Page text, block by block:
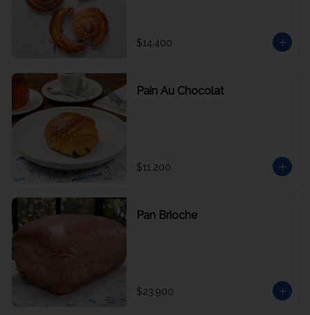
$14.400
Pain Au Chocolat
$11.200
Pan Brioche
$23.900